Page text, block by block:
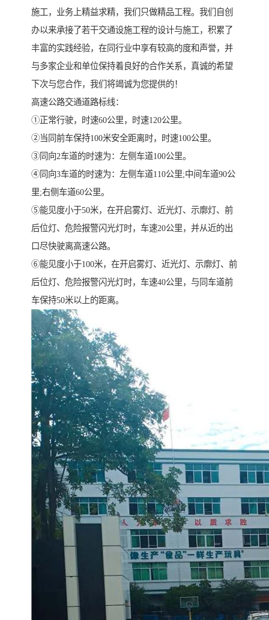
施工，业务上精益求精，我们只做精品工程。我们自创
办以来承接了若干交通设施工程的设计与施工，积累了
丰富的实践经验，在同行业中享有较高的度和声誉，并
与多家企业和单位保持着良好的合作关系，真诚的希望
下次与您合作，我们将竭诚为您提供的！
高速公路交通道路标线：
①正常行驶，时速60公里，时速120公里。
②当同前车保持100米安全距离时，时速100公里。
③同向2车道的时速为：左侧车道100公里。
④同向3车道的时速为：左侧车道110公里;中间车道90公
里;右侧车道60公里。
⑤能见度小于50米，在开启雾灯、近光灯、示廓灯、前
后位灯、危险报警闪光灯时，车速20公里，并从近的出
口尽快驶离高速公路。
⑥能见度小于100米，在开启雾灯、近光灯、示廓灯、前
后位灯、危险报警闪光灯时，车速40公里，与同车道前
车保持50米以上的距离。